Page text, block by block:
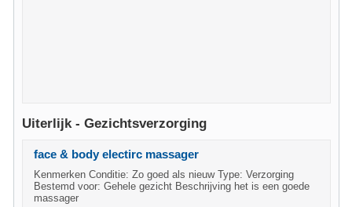
Uiterlijk - Gezichtsverzorging
face & body electirc massager
Kenmerken Conditie: Zo goed als nieuw Type: Verzorging
Bestemd voor: Gehele gezicht Beschrijving het is een goede
massager